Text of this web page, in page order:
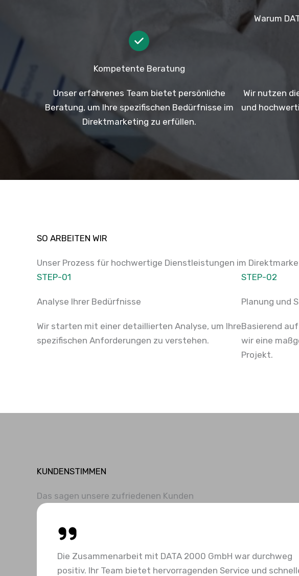
Warum
Kompetente Beratung
Unser erfahrenes Team bietet persönliche
Beratung, um Ihre spezifischen Bedürfnisse im
Direktmarketing zu erfüllen.
Wir nutzen
und
SO ARBEITEN WIR
Unser Prozess für hochwertige Dienstleistungen im
STEP-01
Analyse Ihrer Bedürfnisse
Wir starten mit einer detaillierten Analyse, um Ihre
spezifischen Anforderungen zu verstehen.
STEP-02
Planung und
Basierend
wir eine
Projekt.
KUNDENSTIMMEN
Das sagen unsere zufriedenen Kunden
Die Zusammenarbeit mit DATA 2000 GmbH war durchweg
positiv. Ihr Team bietet hervorragenden Service und